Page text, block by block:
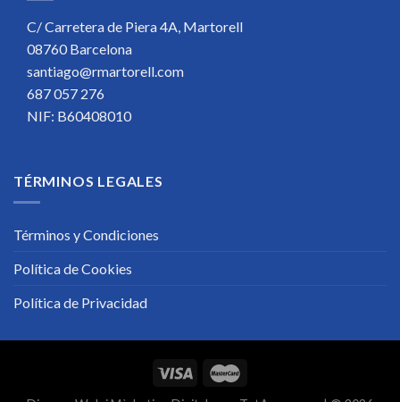
C/ Carretera de Piera 4A, Martorell
08760 Barcelona
santiago@rmartorell.com
687 057 276
NIF: B60408010
TÉRMINOS LEGALES
Términos y Condiciones
Política de Cookies
Política de Privacidad